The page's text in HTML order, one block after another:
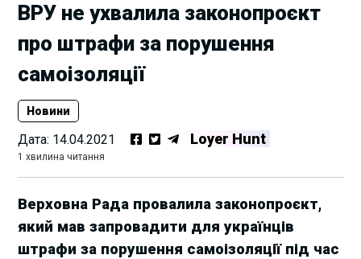
ВРУ не ухвалила законопроєкт
про штрафи за порушення
самоізоляції
Новини
Дата: 14.04.2021 Loyer Hunt
1 хвилина читання
Верховна Рада провалила законопроєкт,
який мав запровадити для українців
штрафи за порушення самоізоляції під час